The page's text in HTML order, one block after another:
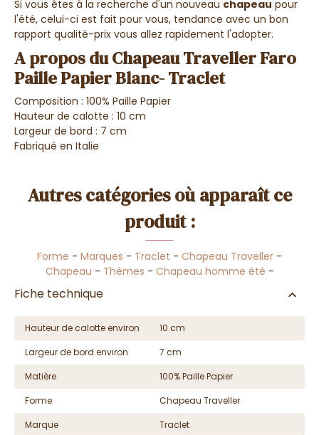
Si vous êtes à la recherche d'un nouveau chapeau pour
l'été, celui-ci est fait pour vous, tendance avec un bon
rapport qualité-prix vous allez rapidement l'adopter.
A propos du Chapeau Traveller Faro
Paille Papier Blanc- Traclet
Composition : 100% Paille Papier
Hauteur de calotte : 10 cm
Largeur de bord : 7 cm
Fabriqué en Italie
Autres catégories où apparaît ce
produit :
Forme - Marques - Traclet - Chapeau Traveller -
Chapeau - Thèmes - Chapeau homme été -
Fiche technique
Hauteur de calotte environ
10 cm
Largeur de bord environ
7 cm
Matière
100% Paille Papier
Forme
Chapeau Traveller
Marque
Traclet